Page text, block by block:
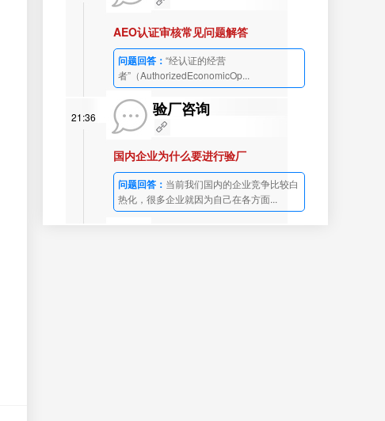
AEO认证审核常见问题解答
问题回答：“经认证的经营
者”（AuthorizedEconomicOp...
21:36 验厂咨询
国内企业为什么要进行验厂
问题回答： 当前我们国内的企业竞争比较白
热化，很多企业就因为自己在各方面...